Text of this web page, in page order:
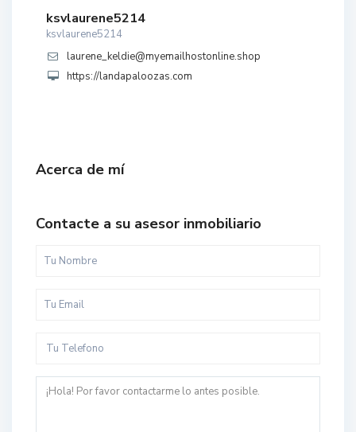
ksvlaurene5214
ksvlaurene5214
laurene_keldie@myemailhostonline.shop
https://landapaloozas.com
Acerca de mí
Contacte a su asesor inmobiliario